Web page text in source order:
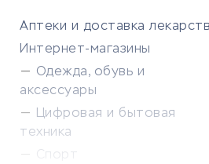
Аптеки и доставка лекарств
Интернет-магазины
Одежда, обувь и
аксессуары
Цифровая и бытовая
техника
Спорт